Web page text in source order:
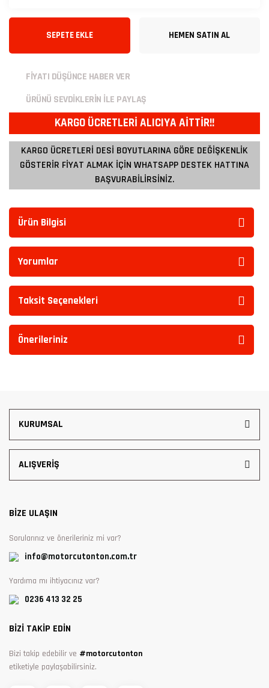
SEPETE EKLE HEMEN SATIN AL
FİYATI DÜŞÜNCE HABER VER
ÜRÜNÜ SEVDİKLERİN İLE PAYLAŞ
KARGO ÜCRETLERİ ALICIYA AİTTİR!!
KARGO ÜCRETLERİ DESİ BOYUTLARINA GÖRE DEĞİŞKENLİK
GÖSTERİR FİYAT ALMAK İÇİN WHATSAPP DESTEK HATTINA
BAŞVURABİLİRSİNİZ.
Ürün Bilgisi
Yorumlar
Taksit Seçenekleri
Önerileriniz
KURUMSAL
ALIŞVERİŞ
BİZE ULAŞIN
Sorularınız ve önerileriniz mi var?
info@motorcutonton.com.tr
Yardıma mı ihtiyacınız var?
0236 413 32 25
BİZİ TAKİP EDİN
Bizi takip edebilir ve #motorcutonton
etiketiyle paylaşabilirsiniz.